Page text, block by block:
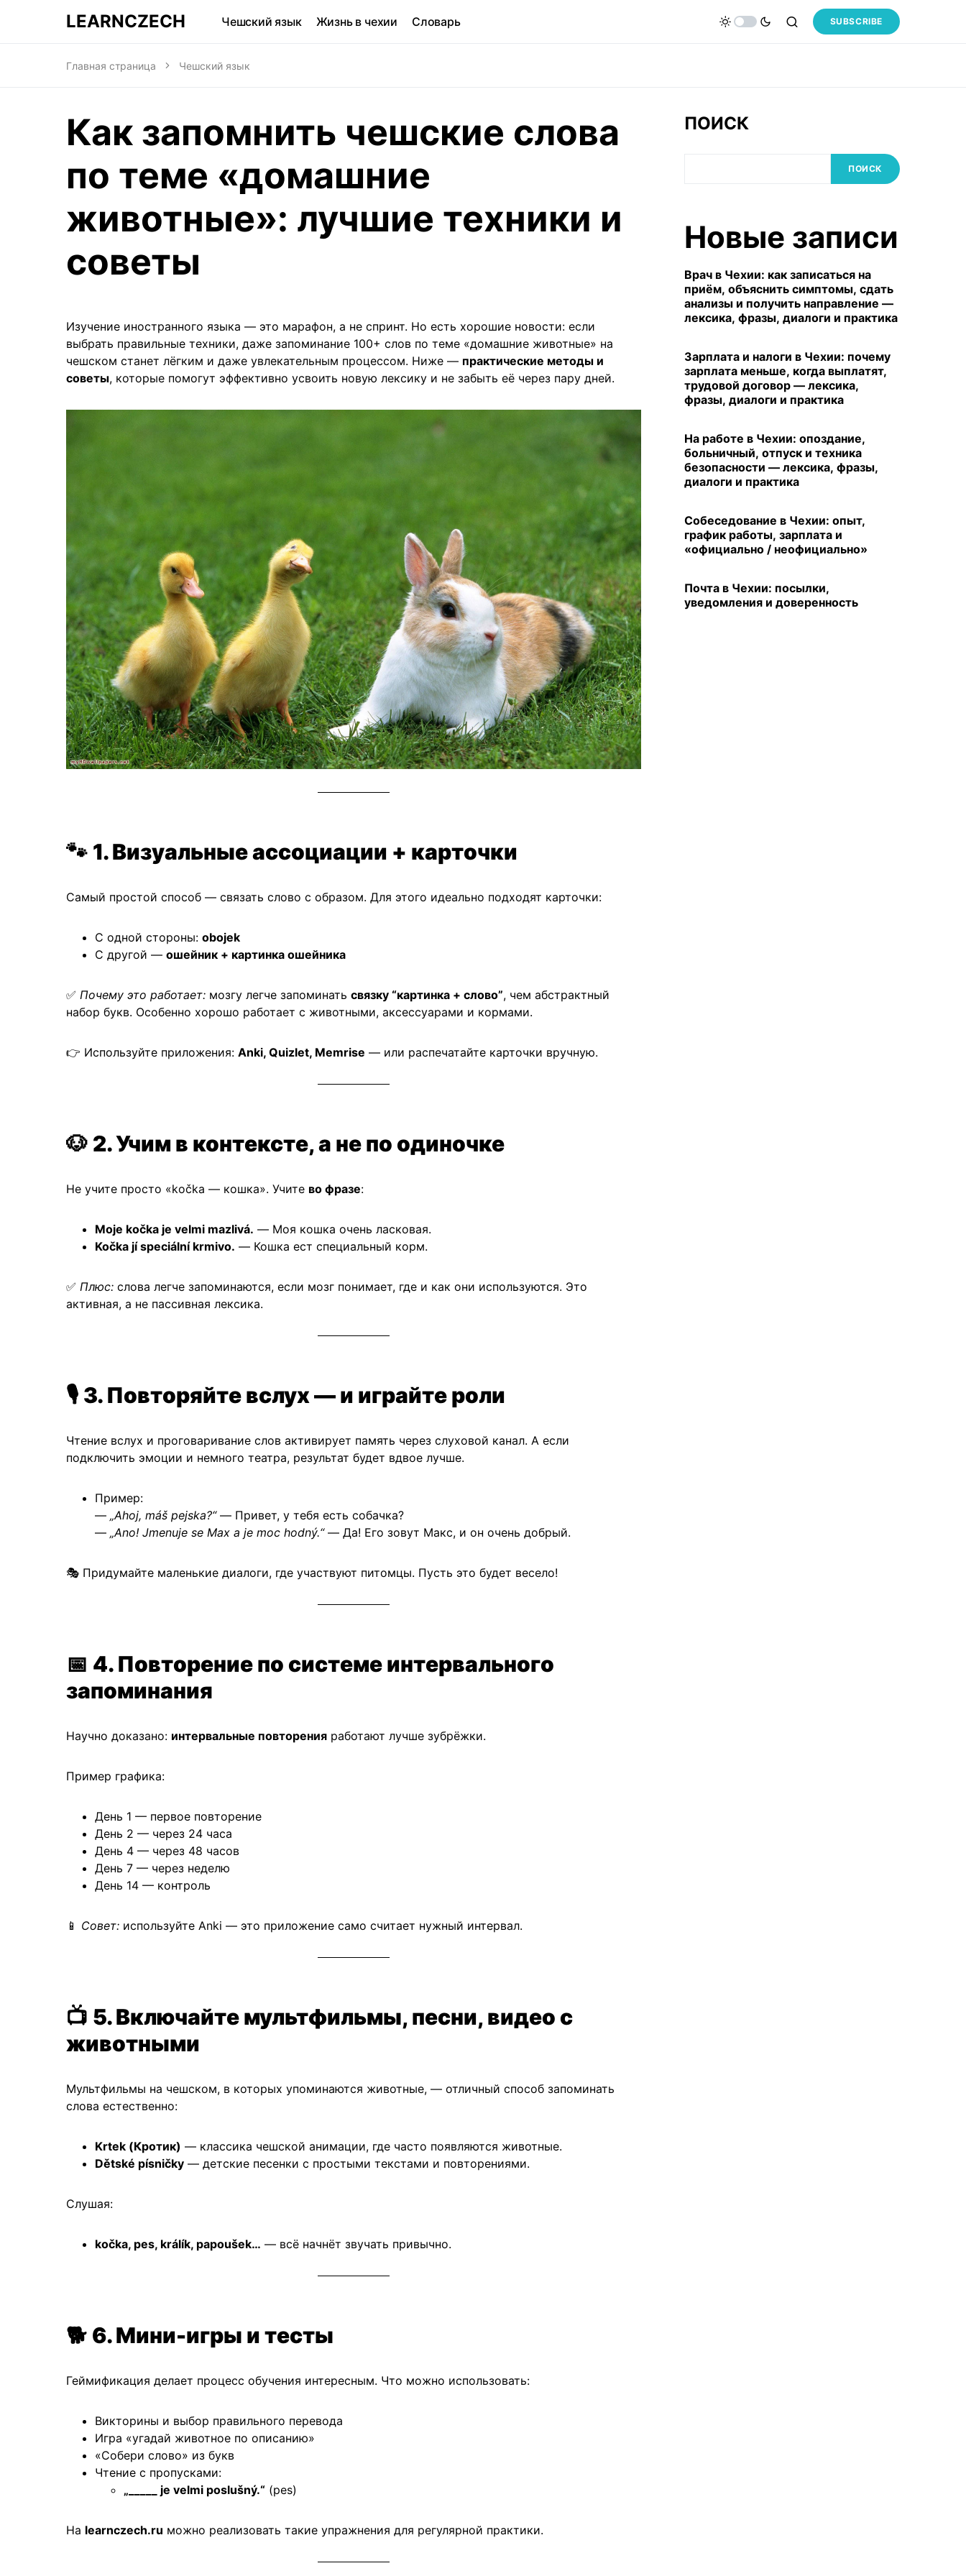
LEARNCZECH Чешский язык Жизнь в чехии Словарь SUBSCRIBE
Главная страница Чешский язык
Как запомнить чешские слова
по теме «домашние
животные»: лучшие техники и
советы
Изучение иностранного языка — это марафон, а не спринт. Но есть хорошие новости: если
выбрать правильные техники, даже запоминание 100+ слов по теме «домашние животные» на
чешском станет лёгким и даже увлекательным процессом. Ниже — практические методы и
советы, которые помогут эффективно усвоить новую лексику и не забыть её через пару дней.
🐾 1. Визуальные ассоциации + карточки
Самый простой способ — связать слово с образом. Для этого идеально подходят карточки:
С одной стороны: obojek
С другой — ошейник + картинка ошейника
✅ Почему это работает: мозгу легче запоминать связку “картинка + слово”, чем абстрактный
набор букв. Особенно хорошо работает с животными, аксессуарами и кормами.
👉 Используйте приложения: Anki, Quizlet, Memrise — или распечатайте карточки вручную.
🐶 2. Учим в контексте, а не по одиночке
Не учите просто «kočka — кошка». Учите во фразе:
Moje kočka je velmi mazlivá. — Моя кошка очень ласковая.
Kočka jí speciální krmivo. — Кошка ест специальный корм.
✅ Плюс: слова легче запоминаются, если мозг понимает, где и как они используются. Это
активная, а не пассивная лексика.
🎙️ 3. Повторяйте вслух — и играйте роли
Чтение вслух и проговаривание слов активирует память через слуховой канал. А если
подключить эмоции и немного театра, результат будет вдвое лучше.
Пример:
— „Ahoj, máš pejska?“— Привет, у тебя есть собачка?
— „Ano! Jmenuje se Max a je moc hodný.“— Да! Его зовут Макс, и он очень добрый.
🎭 Придумайте маленькие диалоги, где участвуют питомцы. Пусть это будет весело!
📅 4. Повторение по системе интервального
запоминания
Научно доказано: интервальные повторения работают лучше зубрёжки.
Пример графика:
День 1 — первое повторение
День 2 — через 24 часа
День 4 — через 48 часов
День 7 — через неделю
День 14 — контроль
📱 Совет: используйте Anki — это приложение само считает нужный интервал.
📺 5. Включайте мультфильмы, песни, видео с
животными
Мультфильмы на чешском, в которых упоминаются животные, — отличный способ запоминать
слова естественно:
Krtek (Кротик) — классика чешской анимации, где часто появляются животные.
Dětské písničky — детские песенки с простыми текстами и повторениями.
Слушая:
kočka, pes, králík, papoušek… — всё начнёт звучать привычно.
🐕 6. Мини-игры и тесты
Геймификация делает процесс обучения интересным. Что можно использовать:
Викторины и выбор правильного перевода
Игра «угадай животное по описанию»
«Собери слово» из букв
Чтение с пропусками:
„_____ je velmi poslušný.“ (pes)
На learnczech.ru можно реализовать такие упражнения для регулярной практики.
ПОИСК
ПОИСК
Новые записи
Врач в Чехии: как записаться на
приём, объяснить симптомы, сдать
анализы и получить направление —
лексика, фразы, диалоги и практика
Зарплата и налоги в Чехии: почему
зарплата меньше, когда выплатят,
трудовой договор — лексика,
фразы, диалоги и практика
На работе в Чехии: опоздание,
больничный, отпуск и техника
безопасности — лексика, фразы,
диалоги и практика
Собеседование в Чехии: опыт,
график работы, зарплата и
«официально / неофициально»
Почта в Чехии: посылки,
уведомления и доверенность